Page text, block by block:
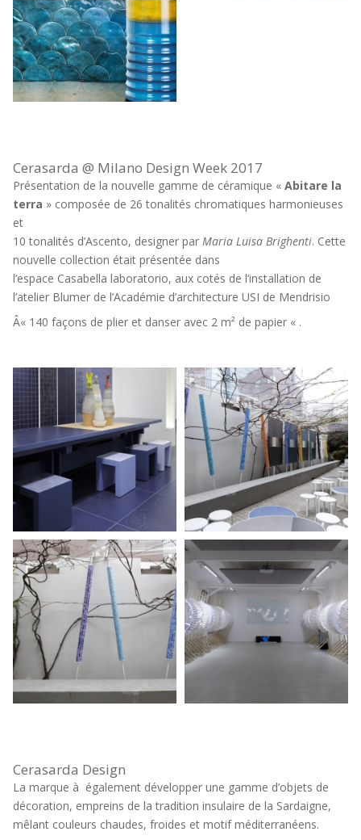
Cerasarda @ Milano Design Week 2017
Présentation de la nouvelle gamme de céramique « Abitare la
terra » composée de 26 tonalités chromatiques harmonieuses
et
10 tonalités d’Ascento, designer par Maria Luisa Brighenti. Cette
nouvelle collection était présentée dans
l’espace Casabella laboratorio, aux cotés de l’installation de
l’atelier Blumer de l’Académie d’architecture USI de Mendrisio
Â« 140 façons de plier et danser avec 2 m² de papier « .
Cerasarda Design
La marque à également développer une gamme d’objets de
décoration, empreins de la tradition insulaire de la Sardaigne,
mêlant couleurs chaudes, froides et motif méditerranéens.